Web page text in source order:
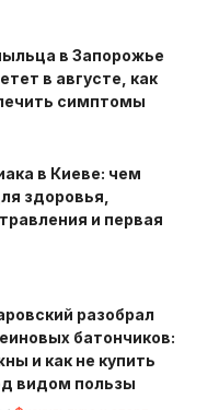
в Запорожье
в августе, как
симптомы
в Киеве: чем
здоровья,
и первая
разобрал
батончиков:
и как не купить
видом пользы